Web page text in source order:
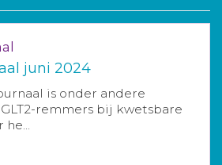
juni 2024
is onder andere
remmers bij kwetsbare
he...